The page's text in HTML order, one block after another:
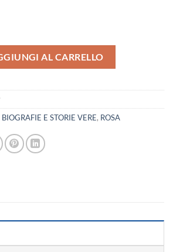
AL CARRELLO
E STORIE VERE, ROSA